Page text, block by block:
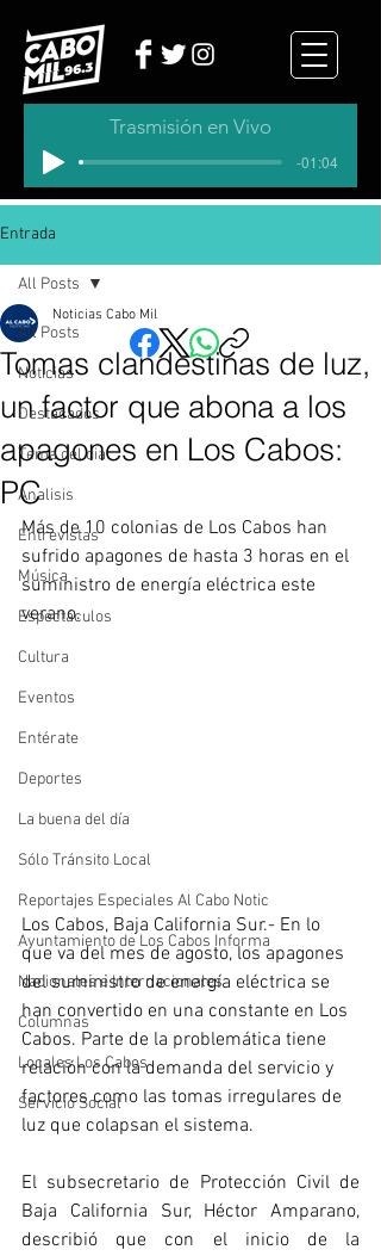
Trasmisión en Vivo
-01:04
Entrada
All Posts
Noticias
Destacados
Tema del dia
Analisis
Entrevistas
Música
Espectáculos
Cultura
Eventos
Entérate
Deportes
La buena del día
Sólo Tránsito Local
Reportajes Especiales Al Cabo Notic
Ayuntamiento de Los Cabos Informa
Nacionales e Internacionales
Columnas
Locales Los Cabos
Servicio Social
All Posts
Tomas clandestinas de luz,
un factor que abona a los
apagones en Los Cabos:
PC
Noticias Cabo Mil
Más de 10 colonias de Los Cabos han
sufrido apagones de hasta 3 horas en el
suministro de energía eléctrica este
verano.
Los Cabos, Baja California Sur.- En lo
que va del mes de agosto, los apagones
del suministro de energía eléctrica se
han convertido en una constante en Los
Cabos. Parte de la problemática tiene
relación con la demanda del servicio y
factores como las tomas irregulares de
luz que colapsan el sistema.
El subsecretario de Protección Civil de
Baja California Sur, Héctor Amparano,
describió que con el inicio de la